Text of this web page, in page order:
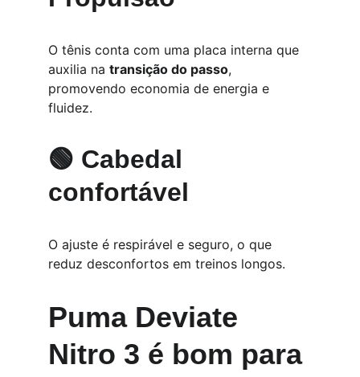
O tênis conta com uma placa interna que
auxilia na transição do passo,
promovendo economia de energia e
fluidez.
🟢 Cabedal
confortável
O ajuste é respirável e seguro, o que
reduz desconfortos em treinos longos.
Puma Deviate
Nitro 3 é bom para